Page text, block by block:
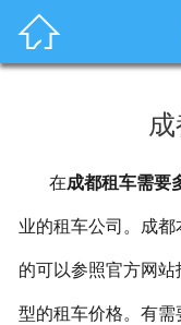

在成都租车需要
业的租车公司。成
的可以参照官方网
型的租车价格。有需